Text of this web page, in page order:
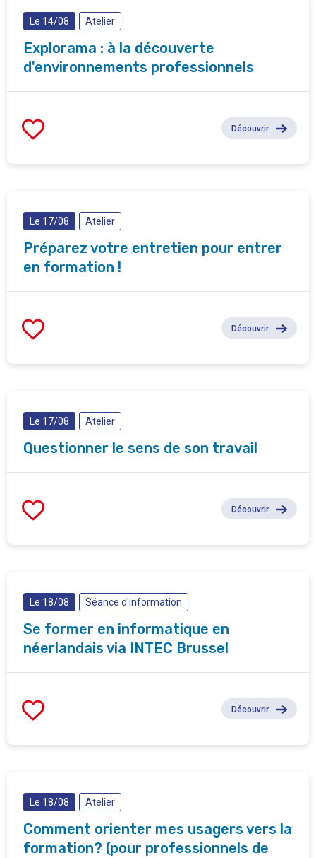
Le 14/08 Atelier
Explorama : à la découverte
d'environnements professionnels
Découvrir
Le 17/08 Atelier
Préparez votre entretien pour entrer
en formation !
Découvrir
Le 17/08 Atelier
Questionner le sens de son travail
Découvrir
Le 18/08 Séance d'information
Se former en informatique en
néerlandais via INTEC Brussel
Découvrir
Le 18/08 Atelier
Comment orienter mes usagers vers la
formation? (pour professionnels de